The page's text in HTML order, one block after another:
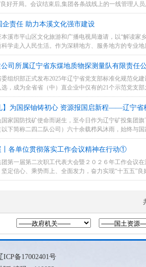
好开局。会议结束后,集团各条战线上的一线管理人
企责任 助力本溪文化强市建设
溪市平山区文化旅游和广播电视局邀请，以“解读
学走入人民生活。作为深耕地方、服务地方的专业
司所属辽宁省东煤地质物探测量队有限责任
组织部正式发布2025年辽宁省党支部标准化规范化
，成为全省省（中）直企业中仅有的21个示范党支
】为国探铀铸初心 资源报国启新程——辽宁省
家国防找矿使命而诞生，至今日作为辽宁矿投集团
以下简称二四二队公司）六十余载栉风沐雨，始终与
丨各单位贯彻落实工作会议精神在行动①
团第一届第二次职工代表大会暨２０２６年工作会议
坚定信心、乘势而上、全面发力，奋力实现“十五五”
...
ICP备17002401号